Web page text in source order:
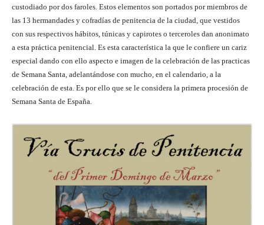
custodiado por dos faroles. Estos elementos son portados por miembros de
las 13 hermandades y cofradías de penitencia de la ciudad, que vestidos
con sus respectivos hábitos, túnicas y capirotes o terceroles dan anonimato
a esta práctica penitencial. Es esta característica la que le confiere un cariz
especial dando con ello aspecto e imagen de la celebración de las practicas
de Semana Santa, adelantándose con mucho, en el calendario, a la
celebración de esta. Es por ello que se le considera la primera procesión de
Semana Santa de España.